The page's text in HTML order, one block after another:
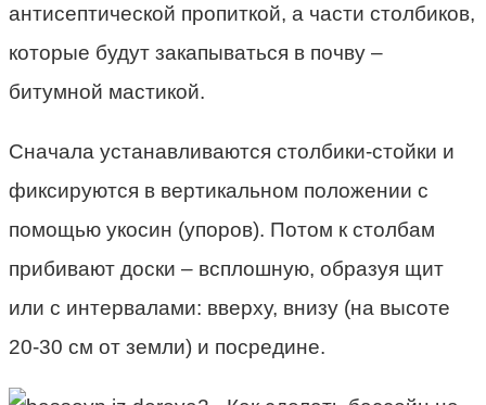
антисептической пропиткой, а части столбиков,
которые будут закапываться в почву –
битумной мастикой.
Сначала устанавливаются столбики-стойки и
фиксируются в вертикальном положении с
помощью укосин (упоров). Потом к столбам
прибивают доски – всплошную, образуя щит
или с интервалами: вверху, внизу (на высоте
20-30 см от земли) и посредине.